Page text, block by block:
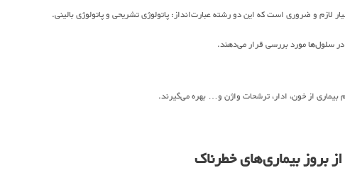
لازم و ضروری است که این دو رشته عبارت‌انداز: پاتولوژی تشریحی و پاتولوژی بالینی.
در سلول‌ها مورد بررسی قرار می‌دهند.
بیماری از خون، ادار، ترشحات واژن و… بهره می‌گیرند.
بروز بیماری‌های خطرناک